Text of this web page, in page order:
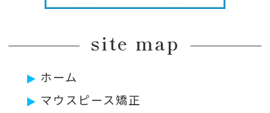
site map
ホーム
マウスピース矯正